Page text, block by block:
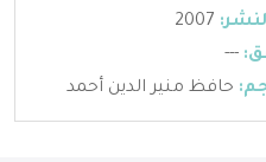
---
حافظ منير الدين أحمد